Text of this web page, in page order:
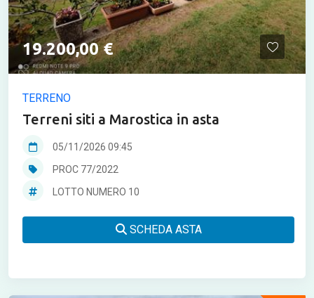
19.200,00 €
TERRENO
Terreni siti a Marostica in asta
05/11/2026 09:45
PROC 77/2022
LOTTO NUMERO 10
SCHEDA ASTA